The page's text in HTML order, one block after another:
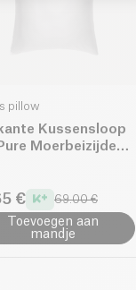
pillow
Kussensloop
Moerbeizijde
€ 69.00 €
Toevoegen aan
mandje